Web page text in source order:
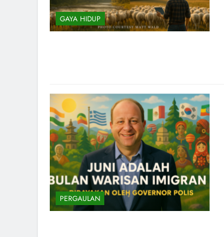
GAYA HIDUP
PERGAULAN